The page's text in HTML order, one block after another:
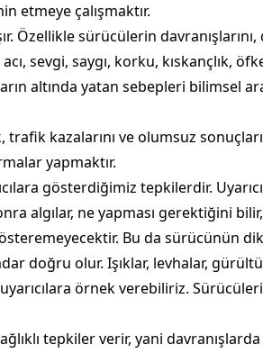
etmeye çalışmaktır.
sürücülerin davranışlarını,
sevgi, saygı, korku, kıskançlık,
altında yatan sebepleri bilimsel
kazalarını ve olumsuz
yapmaktır.
gösterdiğimiz tepkilerdir.
algılar, ne yapması gerektiğini
Bu da sürücünün
doğru olur. Işıklar, levhalar, gürültü
örnek verebiliriz.
tepkiler verir, yani